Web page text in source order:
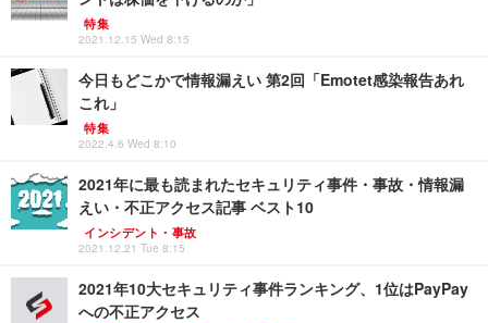
特集
2021.12.15 Wed 8:15
今日もどこかで情報漏えい 第2回「Emotet感染報告あれ
これ」
特集
2022.4.6 Wed 8:10
2021年に最も読まれたセキュリティ事件・事故・情報漏
えい・不正アクセス記事 ベスト10
インシデント・事故
2021.12.21 Tue 8:15
2021年10大セキュリティ事件ランキング、1位はPayPay
への不正アクセス